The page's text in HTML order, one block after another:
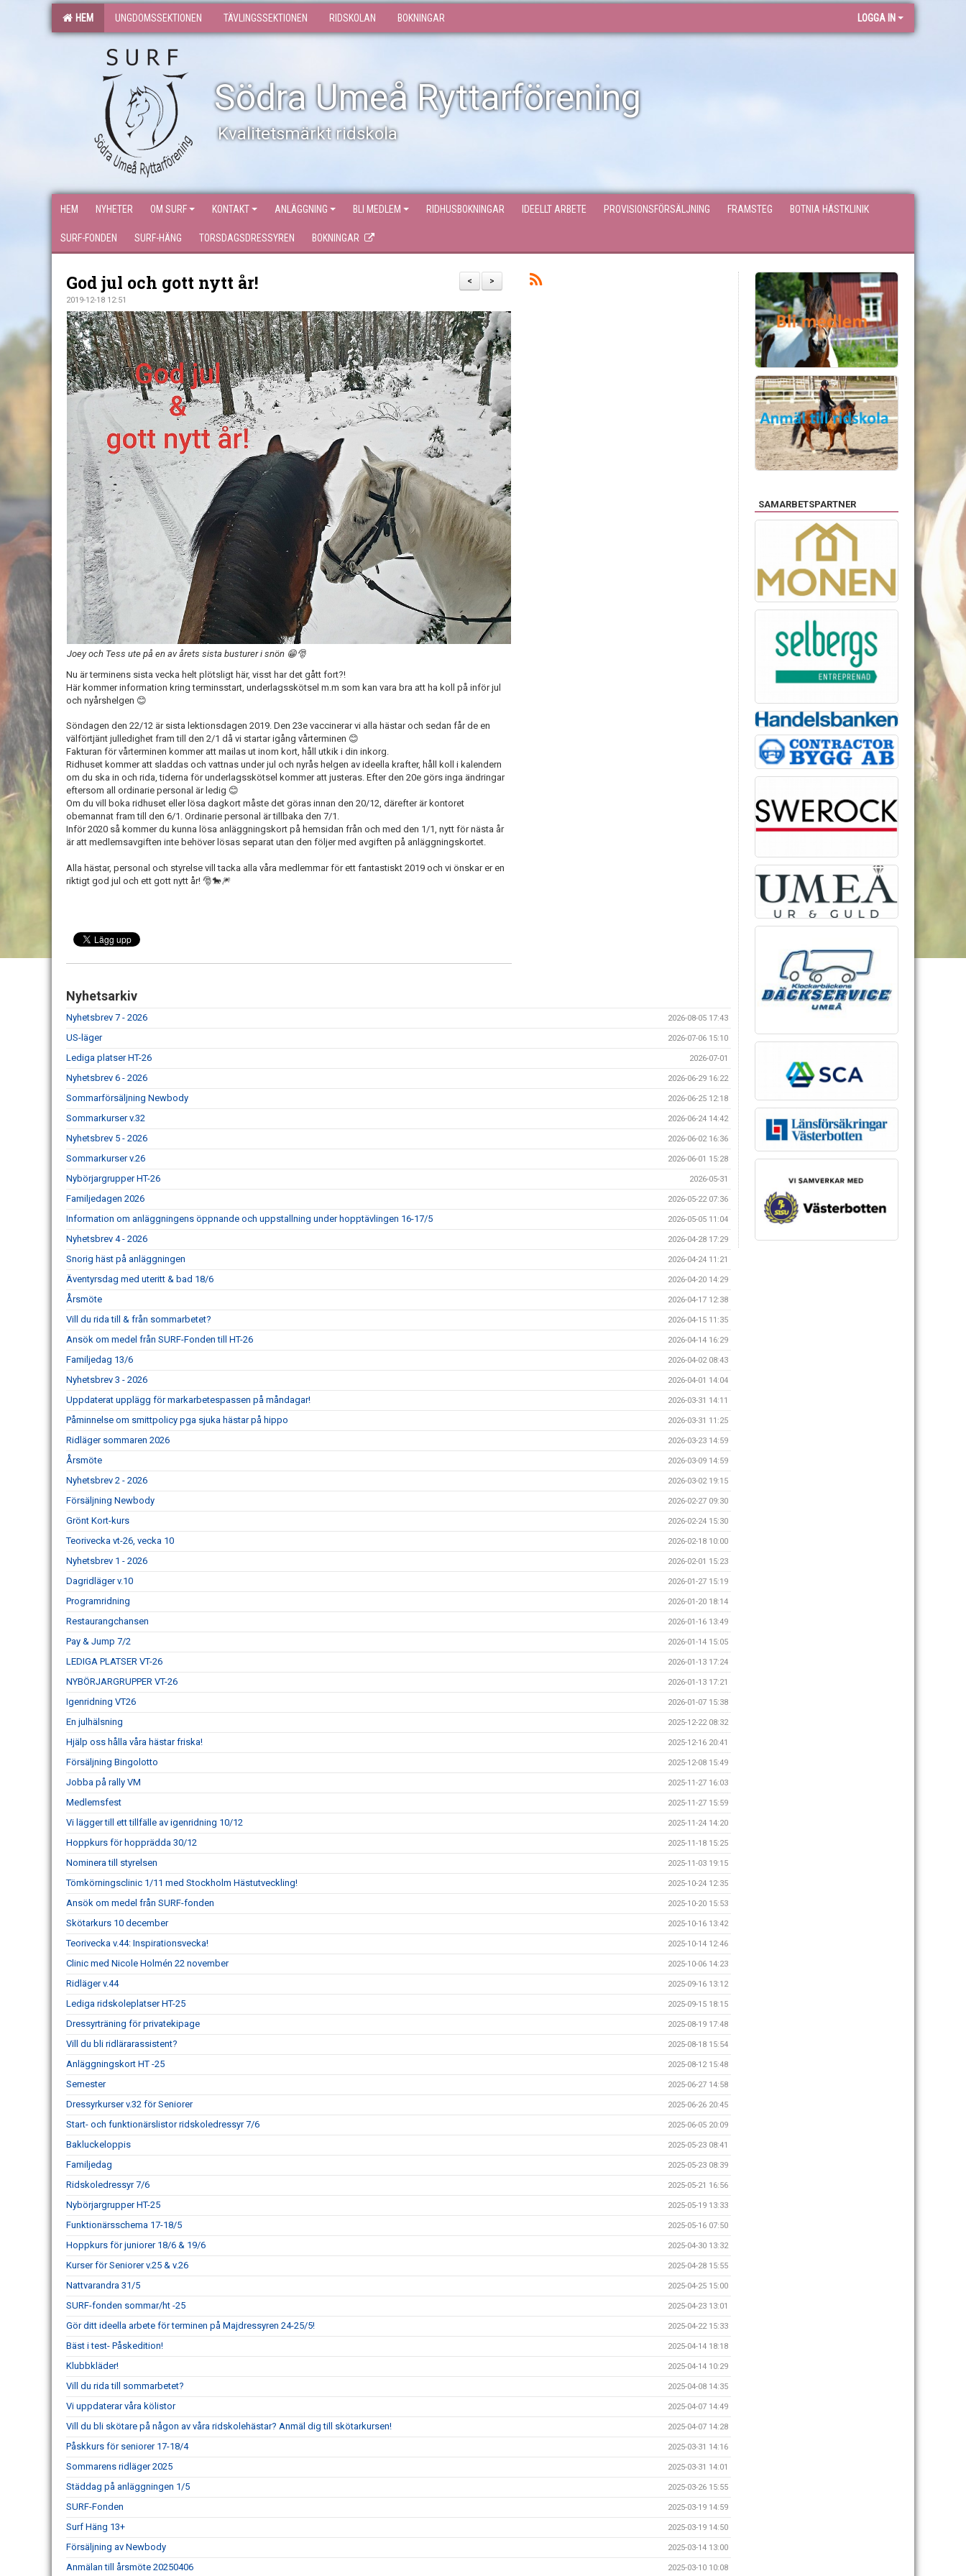
HEM UNGDOMSSEKTIONEN TÄVLINGSSEKTIONEN RIDSKOLAN BOKNINGAR LOGGA IN
Södra Umeå Ryttarförening
Kvalitetsmärkt ridskola
HEM NYHETER OM SURF KONTAKT ANLÄGGNING BLI MEDLEM RIDHUSBOKNINGAR IDEELLT ARBETE PROVISIONSFÖRSÄLJNING FRAMSTEG BOTNIA HÄSTKLINIK
SURF-FONDEN SURF-HÄNG TORSDAGSDRESSYREN BOKNINGAR
>
<
God jul och gott nytt år!
2019-12-18 12:51
Joey och Tess ute på en av årets sista busturer i snön 😁🎅
Nu är terminens sista vecka helt plötsligt här, visst har det gått fort?!
Här kommer information kring terminsstart, underlagsskötsel m.m som kan vara bra att ha koll på inför jul
och nyårshelgen 😊
Söndagen den 22/12 är sista lektionsdagen 2019. Den 23e vaccinerar vi alla hästar och sedan får de en
välförtjänt julledighet fram till den 2/1 då vi startar igång vårterminen 😊
Fakturan för vårterminen kommer att mailas ut inom kort, håll utkik i din inkorg.
Ridhuset kommer att sladdas och vattnas under jul och nyrås helgen av ideella krafter, håll koll i kalendern
om du ska in och rida, tiderna för underlagsskötsel kommer att justeras. Efter den 20e görs inga ändringar
eftersom all ordinarie personal är ledig 😊
Om du vill boka ridhuset eller lösa dagkort måste det göras innan den 20/12, därefter är kontoret
obemannat fram till den 6/1. Ordinarie personal är tillbaka den 7/1.
Inför 2020 så kommer du kunna lösa anläggningskort på hemsidan från och med den 1/1, nytt för nästa år
är att medlemsavgiften inte behöver lösas separat utan den följer med avgiften på anläggningskortet.
Alla hästar, personal och styrelse vill tacka alla våra medlemmar för ett fantastiskt 2019 och vi önskar er en
riktigt god jul och ett gott nytt år! 🎅🐎🎆
Nyhetsarkiv
Nyhetsbrev 7 - 2026 2026-08-05 17:43
US-läger 2026-07-06 15:10
Lediga platser HT-26 2026-07-01
Nyhetsbrev 6 - 2026 2026-06-29 16:22
Sommarförsäljning Newbody 2026-06-25 12:18
Sommarkurser v.32 2026-06-24 14:42
Nyhetsbrev 5 - 2026 2026-06-02 16:36
Sommarkurser v.26 2026-06-01 15:28
Nybörjargrupper HT-26 2026-05-31
Familjedagen 2026 2026-05-22 07:36
Information om anläggningens öppnande och uppstallning under hopptävlingen 16-17/5 2026-05-05 11:04
Nyhetsbrev 4 - 2026 2026-04-28 17:29
Snorig häst på anläggningen 2026-04-24 11:21
Äventyrsdag med uteritt & bad 18/6 2026-04-20 14:29
Årsmöte 2026-04-17 12:38
Vill du rida till & från sommarbetet? 2026-04-15 11:35
Ansök om medel från SURF-Fonden till HT-26 2026-04-14 16:29
Familjedag 13/6 2026-04-02 08:43
Nyhetsbrev 3 - 2026 2026-04-01 14:04
Uppdaterat upplägg för markarbetespassen på måndagar! 2026-03-31 14:11
Påminnelse om smittpolicy pga sjuka hästar på hippo 2026-03-31 11:25
Ridläger sommaren 2026 2026-03-23 14:59
Årsmöte 2026-03-09 14:59
Nyhetsbrev 2 - 2026 2026-03-02 19:15
Försäljning Newbody 2026-02-27 09:30
Grönt Kort-kurs 2026-02-24 15:30
Teorivecka vt-26, vecka 10 2026-02-18 10:00
Nyhetsbrev 1 - 2026 2026-02-01 15:23
Dagridläger v.10 2026-01-27 15:19
Programridning 2026-01-20 18:14
Restaurangchansen 2026-01-16 13:49
Pay & Jump 7/2 2026-01-14 15:05
LEDIGA PLATSER VT-26 2026-01-13 17:24
NYBÖRJARGRUPPER VT-26 2026-01-13 17:21
Igenridning VT26 2026-01-07 15:38
En julhälsning 2025-12-22 08:32
Hjälp oss hålla våra hästar friska! 2025-12-16 20:41
Försäljning Bingolotto 2025-12-08 15:49
Jobba på rally VM 2025-11-27 16:03
Medlemsfest 2025-11-27 15:59
Vi lägger till ett tillfälle av igenridning 10/12 2025-11-24 14:20
Hoppkurs för hopprädda 30/12 2025-11-18 15:25
Nominera till styrelsen 2025-11-03 19:15
Tömkörningsclinic 1/11 med Stockholm Hästutveckling! 2025-10-24 12:35
Ansök om medel från SURF-fonden 2025-10-20 15:53
Skötarkurs 10 december 2025-10-16 13:42
Teorivecka v.44: Inspirationsvecka! 2025-10-14 12:46
Clinic med Nicole Holmén 22 november 2025-10-06 14:23
Ridläger v.44 2025-09-16 13:12
Lediga ridskoleplatser HT-25 2025-09-15 18:15
Dressyrträning för privatekipage 2025-08-19 17:48
Vill du bli ridlärarassistent? 2025-08-18 15:54
Anläggningskort HT -25 2025-08-12 15:48
Semester 2025-06-27 14:58
Dressyrkurser v.32 för Seniorer 2025-06-26 20:45
Start- och funktionärslistor ridskoledressyr 7/6 2025-06-05 20:09
Bakluckeloppis 2025-05-23 08:41
Familjedag 2025-05-23 08:39
Ridskoledressyr 7/6 2025-05-21 16:56
Nybörjargrupper HT-25 2025-05-19 13:33
Funktionärsschema 17-18/5 2025-05-16 07:50
Hoppkurs för juniorer 18/6 & 19/6 2025-04-30 13:32
Kurser för Seniorer v.25 & v.26 2025-04-28 15:55
Nattvarandra 31/5 2025-04-25 15:00
SURF-fonden sommar/ht -25 2025-04-23 13:01
Gör ditt ideella arbete för terminen på Majdressyren 24-25/5! 2025-04-22 15:33
Bäst i test- Påskedition! 2025-04-14 18:18
Klubbkläder! 2025-04-14 10:29
Vill du rida till sommarbetet? 2025-04-08 14:35
Vi uppdaterar våra kölistor 2025-04-07 14:49
Vill du bli skötare på någon av våra ridskolehästar? Anmäl dig till skötarkursen! 2025-04-07 14:28
Påskkurs för seniorer 17-18/4 2025-03-31 14:16
Sommarens ridläger 2025 2025-03-31 14:01
Städdag på anläggningen 1/5 2025-03-26 15:55
SURF-Fonden 2025-03-19 14:59
Surf Häng 13+ 2025-03-19 14:50
Försäljning av Newbody 2025-03-14 13:00
Anmälan till årsmöte 20250406 2025-03-10 10:08
SAMARBETSPARTNER